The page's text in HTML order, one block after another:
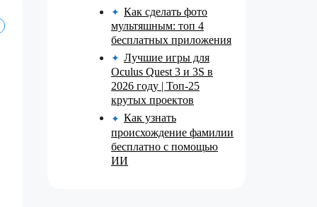
✦ Как сделать фото
мультяшным: топ 4
бесплатных приложения
✦ Лучшие игры для
Oculus Quest 3 и 3S в
2026 году | Топ-25
крутых проектов
✦ Как узнать
происхождение фамилии
бесплатно с помощью
ИИ